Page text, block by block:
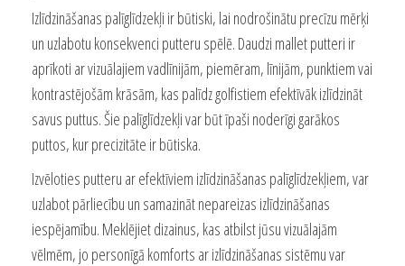
Izlīdzināšanas palīglīdzekļi ir būtiski, lai nodrošinātu precīzu mērķi
un uzlabotu konsekvenci putteru spēlē. Daudzi mallet putteri ir
aprīkoti ar vizuālajiem vadlīnijām, piemēram, līnijām, punktiem vai
kontrastējošām krāsām, kas palīdz golfistiem efektīvāk izlīdzināt
savus puttus. Šie palīglīdzekļi var būt īpaši noderīgi garākos
puttos, kur precizitāte ir būtiska.
Izvēloties putteru ar efektīviem izlīdzināšanas palīglīdzekļiem, var
uzlabot pārliecību un samazināt nepareizas izlīdzināšanas
iespējamību. Meklējiet dizainus, kas atbilst jūsu vizuālajām
vēlmēm, jo personīgā komforts ar izlīdzināšanas sistēmu var